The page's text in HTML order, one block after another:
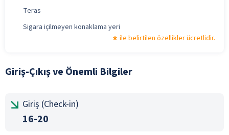
Teras
Sigara içilmeyen konaklama yeri
ile belirtilen özellikler ücretlidir.
Giriş-Çıkış ve Önemli Bilgiler
Giriş (Check-in)
16-20